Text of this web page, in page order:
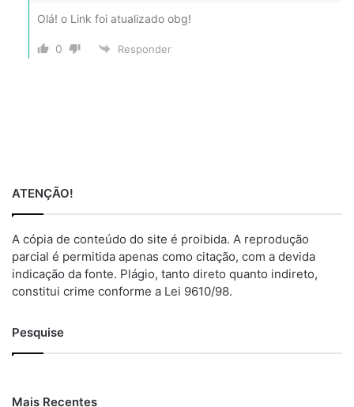
Olá! o Link foi atualizado obg!
0 Responder
ATENÇÃO!
A cópia de conteúdo do site é proibida. A reprodução
parcial é permitida apenas como citação, com a devida
indicação da fonte. Plágio, tanto direto quanto indireto,
constitui crime conforme a Lei 9610/98.
Pesquise
Mais Recentes